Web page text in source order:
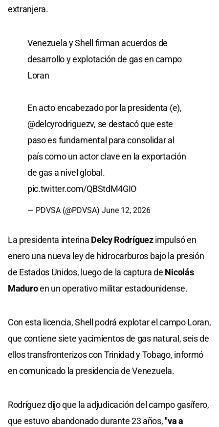
extranjera.
Venezuela y Shell firman acuerdos de
desarrollo y explotación de gas en campo
Loran
En acto encabezado por la presidenta (e),
@delcyrodriguezv, se destacó que este
paso es fundamental para consolidar al
país como un actor clave en la exportación
de gas a nivel global.
pic.twitter.com/QBStdM4GIO
— PDVSA (@PDVSA) June 12, 2026
La presidenta interina Delcy Rodríguezimpulsó en
enero una nueva ley de hidrocarburos bajo la presión
de Estados Unidos, luego de la captura de Nicolás
Maduroen un operativo militar estadounidense.
Con esta licencia, Shell podrá explotar el campo Loran,
que contiene siete yacimientos de gas natural, seis de
ellos transfronterizos con Trinidad y Tobago, informó
en comunicado la presidencia de Venezuela.
Rodríguez dijo que la adjudicación del campo gasífero,
que estuvo abandonado durante 23 años,"va a